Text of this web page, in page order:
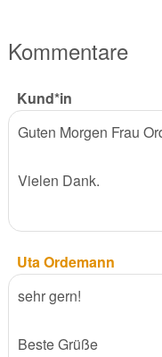
Kommentare
Kund*in
Guten Morgen Frau
Vielen Dank.
Uta Ordemann
sehr gern!
Beste Grüße